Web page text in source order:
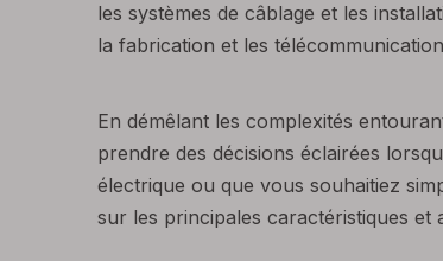
les systèmes de câblage et les
la fabrication et les
En démêlant les complexités
prendre des décisions éclairées
électrique ou que vous souhaitiez
sur les principales caractéristiques et